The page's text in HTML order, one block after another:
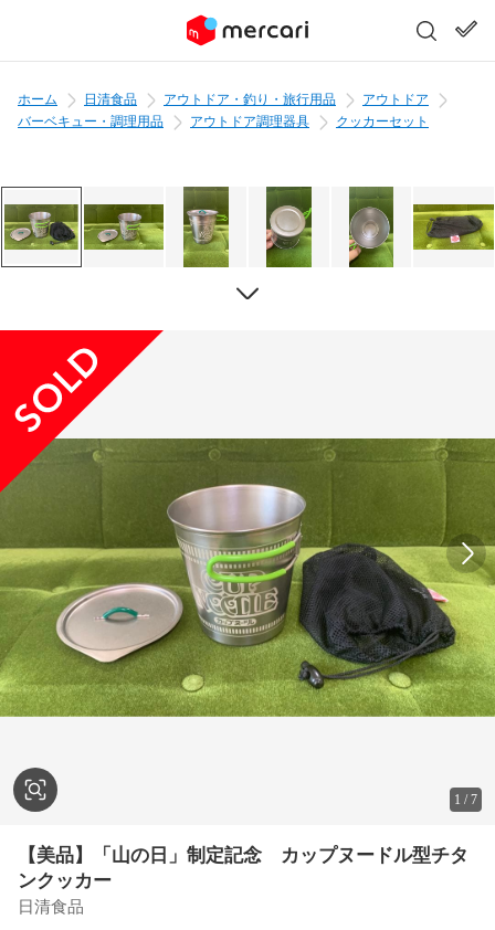
ホーム 日清食品 アウトドア・釣り・旅行用品
アウトドア
バーベキュー・調理用品
アウトドア調理器具 クッカーセット
1 /7
【美品】「山の日」制定記念 カップヌードル型チタ
ンクッカー
日清食品